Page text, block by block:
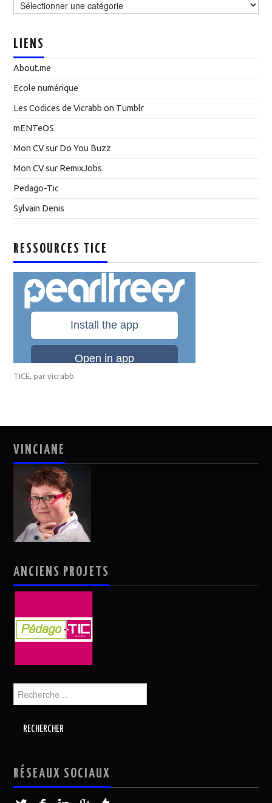
LIENS
About.me
Ecole numérique
Les Codices de Vicrabb on Tumblr
mENTeOS
Mon CV sur Do You Buzz
Mon CV sur RemixJobs
Pedago-Tic
Sylvain Denis
RESSOURCES TICE
TICE, parvicrabb
VINCIANE
ANCIENS PROJETS
Rechercher :
RÉSEAUX SOCIAUX